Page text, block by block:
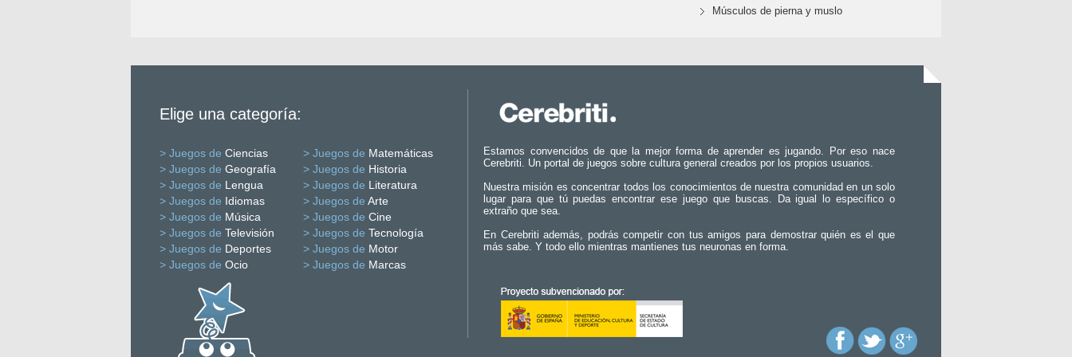
Músculos de pierna y muslo
Elige una categoría:
> Juegos de Ciencias > Juegos de Matemáticas
> Juegos de Geografía > Juegos de Historia
> Juegos de Lengua > Juegos de Literatura
> Juegos de Idiomas > Juegos de Arte
> Juegos de Música > Juegos de Cine
> Juegos de Televisión > Juegos de Tecnología
> Juegos de Deportes > Juegos de Motor
> Juegos de Ocio > Juegos de Marcas
Estamos convencidos de que la mejor forma de aprender es jugando. Por eso nace
Cerebriti. Un portal de juegos sobre cultura general creados por los propios usuarios.
Nuestra misión es concentrar todos los conocimientos de nuestra comunidad en un solo
lugar para que tú puedas encontrar ese juego que buscas. Da igual lo específico o
extraño que sea.
En Cerebriti además, podrás competir con tus amigos para demostrar quién es el que
más sabe. Y todo ello mientras mantienes tus neuronas en forma.